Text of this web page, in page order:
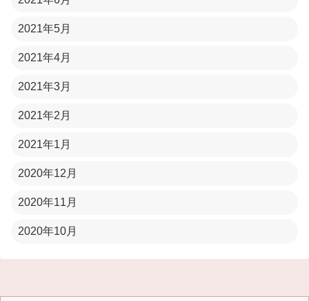
2021年5月
2021年4月
2021年3月
2021年2月
2021年1月
2020年12月
2020年11月
2020年10月